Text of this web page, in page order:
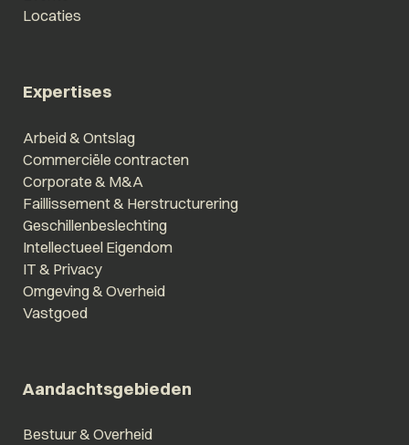
Locaties
Expertises
Arbeid & Ontslag
Commerciële contracten
Corporate & M&A
Faillissement & Herstructurering
Geschillenbeslechting
Intellectueel Eigendom
IT & Privacy
Omgeving & Overheid
Vastgoed
Aandachtsgebieden
Bestuur & Overheid